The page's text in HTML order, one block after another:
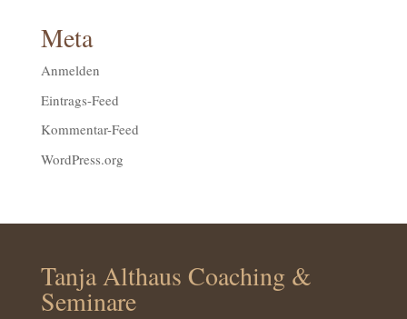
Meta
Anmelden
Eintrags-Feed
Kommentar-Feed
WordPress.org
Tanja Althaus Coaching &
Seminare